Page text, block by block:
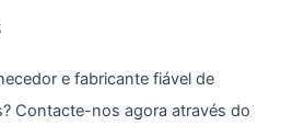
e fabricante fiável de
Contacte-nos agora através do